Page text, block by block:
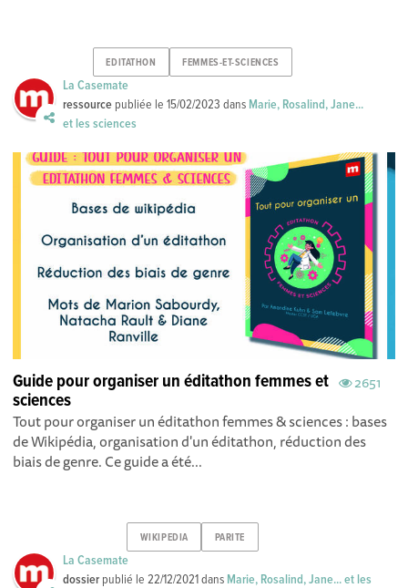
EDITATHON FEMMES-ET-SCIENCES
La Casemate
ressource publiée le15/02/2023 dans Marie, Rosalind, Jane...
et les sciences
2651
Guide pour organiser un éditathon femmes et
sciences
Tout pour organiser un éditathon femmes & sciences : bases
de Wikipédia, organisation d'un éditathon, réduction des
biais de genre. Ce guide a été...
WIKIPEDIA PARITE
La Casemate
dossier publié le22/12/2021dans Marie, Rosalind, Jane... et les